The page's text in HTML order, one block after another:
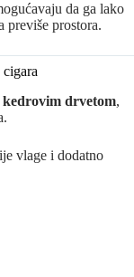
da ga lako
previše prostora.
drvetom,
vlage i dodatno